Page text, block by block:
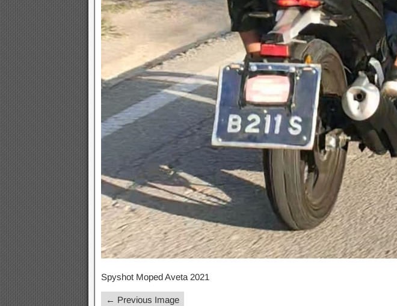
Spyshot Moped Aveta 2021
← Previous Image